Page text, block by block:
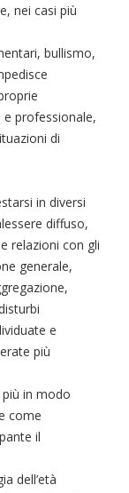
nei casi più
bullismo,
professionale,
di
in diversi
diffuso,
relazioni con gli
generale,
e
più
in modo
come
il
dell’età